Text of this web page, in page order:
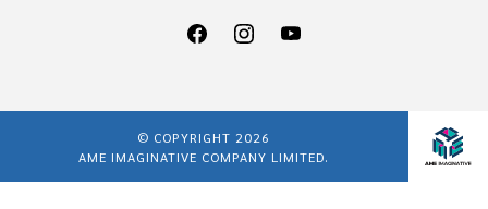
© COPYRIGHT 2026
AME IMAGINATIVE COMPANY LIMITED.